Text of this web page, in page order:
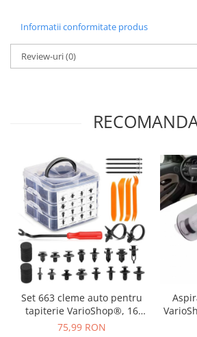
Informatii conformitate produs
Review-uri(0)
Set 663 cleme auto pentru
tapiterie VarioShop®, 16
tipuri universale,
75,99 RON